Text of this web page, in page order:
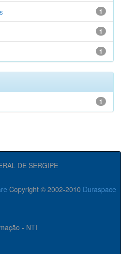
1
1
1
1
DE SERGIPE
Copyright © 2002-2010 Duraspace
- NTI